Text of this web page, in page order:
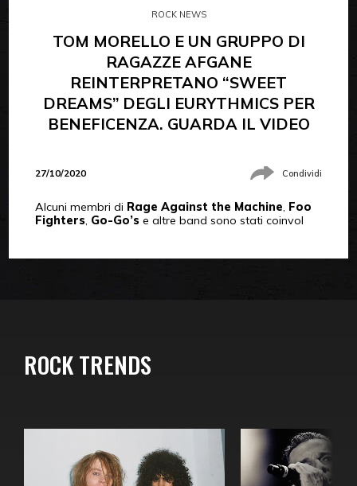
ROCK NEWS
TOM MORELLO E UN GRUPPO DI
RAGAZZE AFGANE
REINTERPRETANO “SWEET
DREAMS” DEGLI EURYTHMICS PER
BENEFICENZA. GUARDA IL VIDEO
27/10/2020 Condividi
Alcuni membri di Rage Against the Machine, Foo
Fighters, Go-Go’se altre band sono stati coinvol
ROCK TRENDS